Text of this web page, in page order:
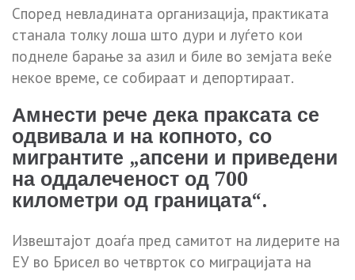
Според невладината организација, практиката
станала толку лоша што дури и луѓето кои
поднеле барање за азил и биле во земјата веќе
некое време, се собираат и депортираат.
Амнести рече дека праксата се
одвивала и на копното, со
мигрантите „апсени и приведени
на оддалеченост од 700
километри од границата“.
Извештајот доаѓа пред самитот на лидерите на
ЕУ во Брисел во четврток со миграцијата на